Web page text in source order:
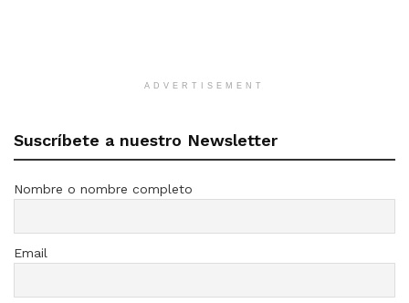
ADVERTISEMENT
Suscríbete a nuestro Newsletter
Nombre o nombre completo
Email